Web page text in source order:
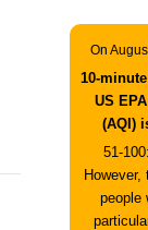
On
10-
US
(AQI)
51-
people